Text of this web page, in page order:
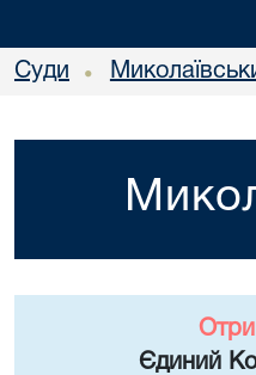
Суди •
Єдиний